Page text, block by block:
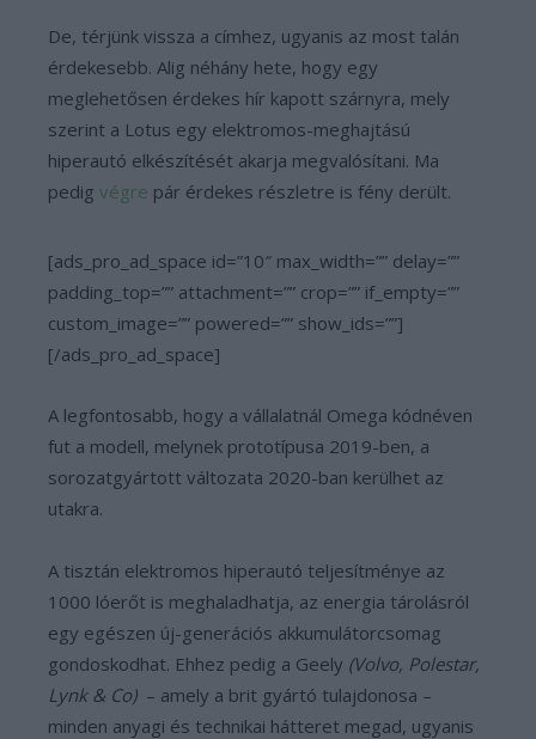
De, térjünk vissza a címhez, ugyanis az most talán
érdekesebb. Alig néhány hete, hogy egy
meglehetősen érdekes hír kapott szárnyra, mely
szerint a Lotus egy elektromos-meghajtású
hiperautó elkészítését akarja megvalósítani. Ma
pedig végre pár érdekes részletre is fény derült.
[ads_pro_ad_space id=”10″ max_width=”” delay=””
padding_top=”” attachment=”” crop=”” if_empty=””
custom_image=”” powered=”” show_ids=””]
[/ads_pro_ad_space]
A legfontosabb, hogy a vállalatnál Omega kódnéven
fut a modell, melynek prototípusa 2019-ben, a
sorozatgyártott változata 2020-ban kerülhet az
utakra.
A tisztán elektromos hiperautó teljesítménye az
1000 lóerőt is meghaladhatja, az energia tárolásról
egy egészen új-generációs akkumulátorcsomag
gondoskodhat. Ehhez pedig a Geely (Volvo, Polestar,
Lynk & Co)– amely a brit gyártó tulajdonosa –
minden anyagi és technikai hátteret megad, ugyanis